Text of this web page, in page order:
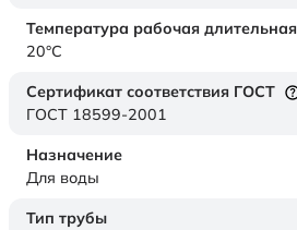
Температура рабочая длительная
20°C
Сертификат соответствия ГОСТ
ГОСТ 18599-2001
Назначение
Для воды
Тип трубы